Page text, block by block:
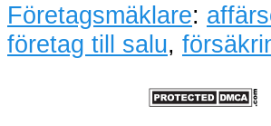
Företagsmäklare:
företag till salu,